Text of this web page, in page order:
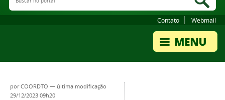
Contato Webmail
porCOORDTO — última modificação
29/12/2023 09h20